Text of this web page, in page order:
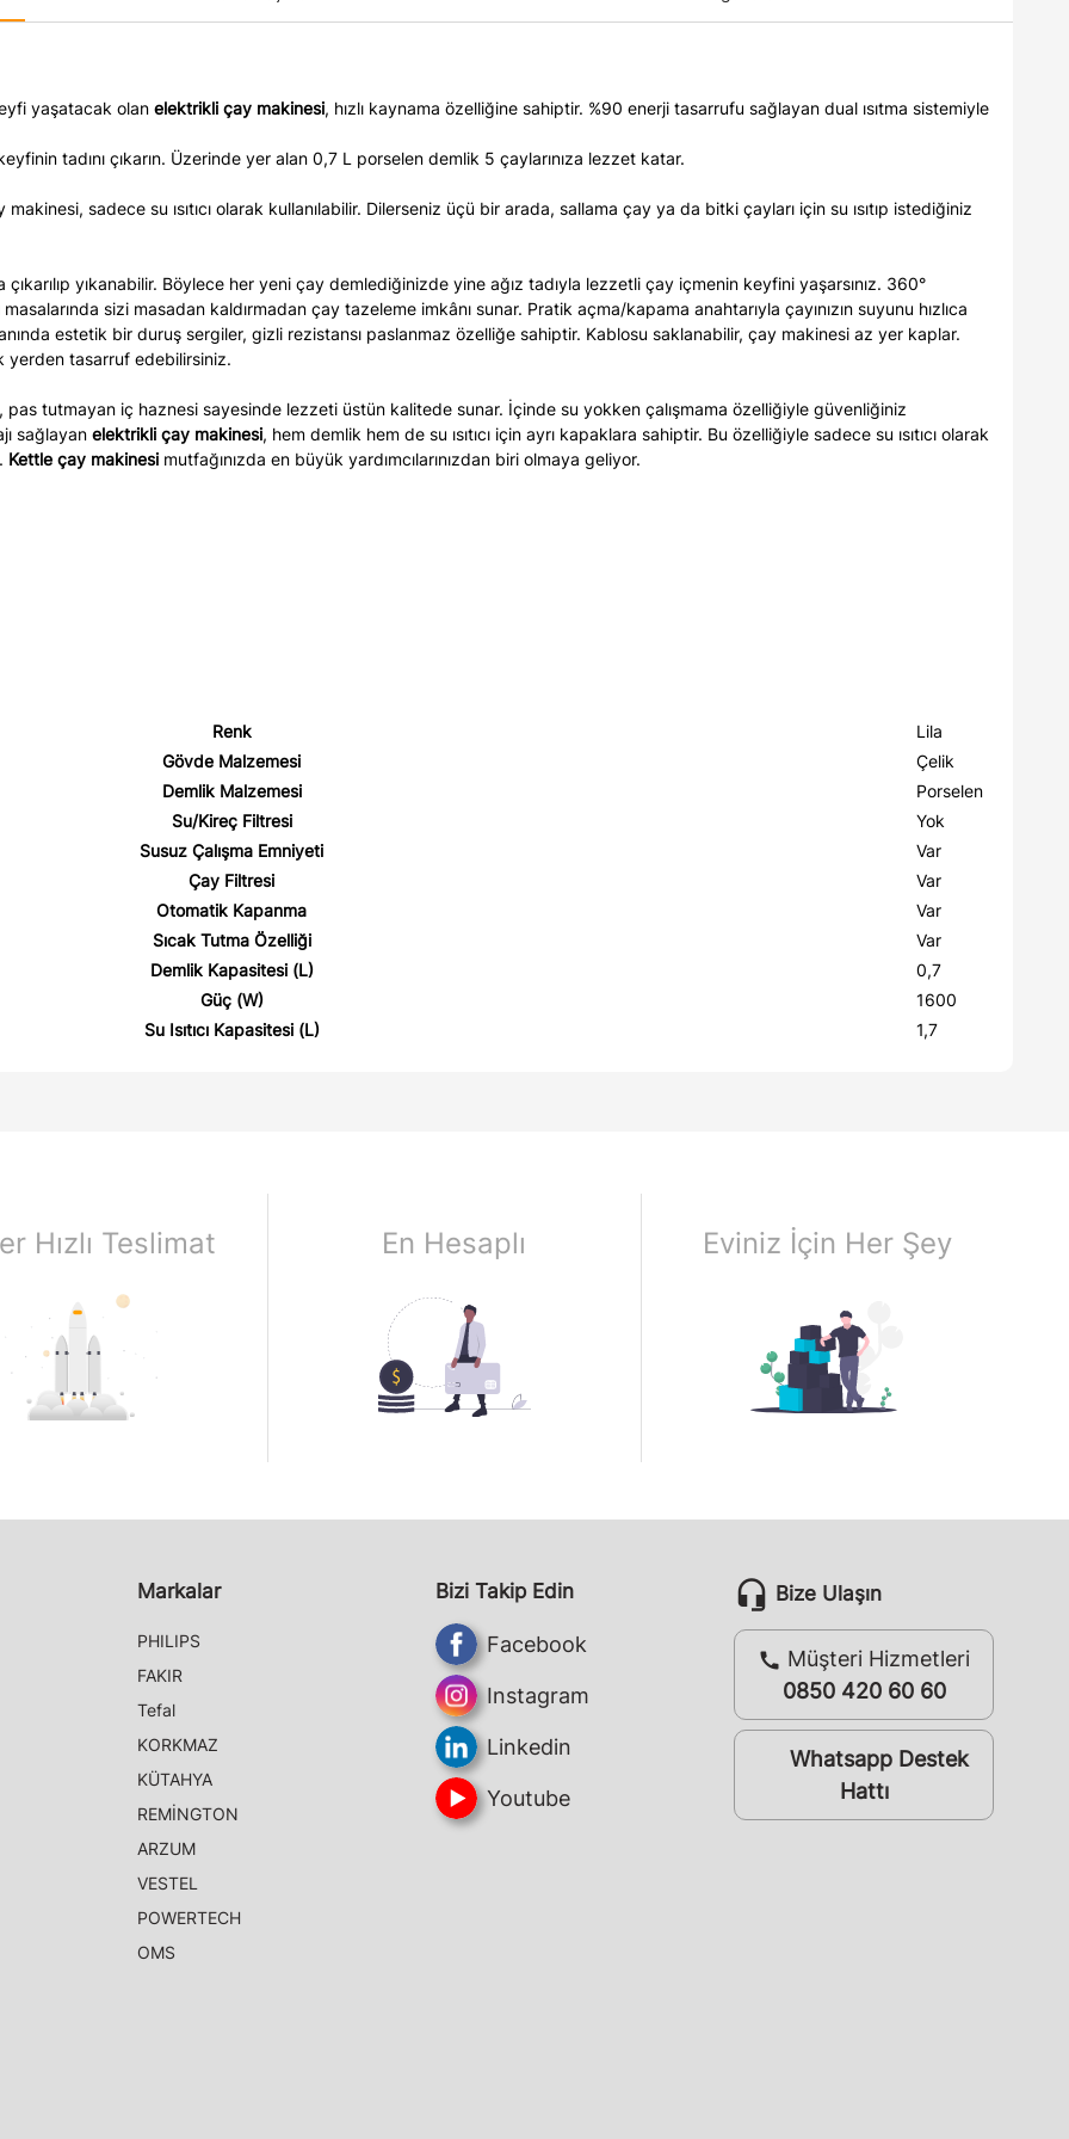
yaşatacak olan elektrikli çay makinesi, hızlı kaynama özelliğine sahiptir. %90 enerji tasarrufu sağlayan dual ısıtma sistemiyle
tadını çıkarın. Üzerinde yer alan 0,7 L porselen demlik 5 çaylarınıza lezzet katar.
sadece su ısıtıcı olarak kullanılabilir. Dilerseniz üçü bir arada, sallama çay ya da bitki çayları için su ısıtıp istediğiniz
yıkanabilir. Böylece her yeni çay demlediğinizde yine ağız tadıyla lezzetli çay içmenin keyfini yaşarsınız. 360°
sizi masadan kaldırmadan çay tazeleme imkânı sunar. Pratik açma/kapama anahtarıyla çayınızın suyunu hızlıca
estetik bir duruş sergiler, gizli rezistansı paslanmaz özelliğe sahiptir. Kablosu saklanabilir, çay makinesi az yer kaplar.
yerden tasarruf edebilirsiniz.
pas tutmayan iç haznesi sayesinde lezzeti üstün kalitede sunar. İçinde su yokken çalışmama özelliğiyle güvenliğiniz
sağlayan elektrikli çay makinesi, hem demlik hem de su ısıtıcı için ayrı kapaklara sahiptir. Bu özelliğiyle sadece su ısıtıcı olarak
Kettle çay makinesi mutfağınızda en büyük yardımcılarınızdan biri olmaya geliyor.
Renk
Lila
Gövde Malzemesi
Çelik
Demlik Malzemesi
Porselen
Su/Kireç Filtresi
Yok
Susuz Çalışma Emniyeti
Var
Çay Filtresi
Var
Otomatik Kapanma
Var
Sıcak Tutma Özelliği
Var
Demlik Kapasitesi (L)
0,7
Güç (W)
1600
Su Isıtıcı Kapasitesi (L)
1,7
Hızlı Teslimat En Hesaplı Eviniz İçin Her Şey
Markalar
PHILIPS
FAKIR
Tefal
KORKMAZ
KÜTAHYA
REMİNGTON
ARZUM
VESTEL
POWERTECH
OMS
Bizi Takip Edin
Facebook
Instagram
Linkedin
Youtube
headset_mic Bize Ulaşın
call Müşteri Hizmetleri
0850 420 60 60
whatsappWhatsapp Destek
Hattı